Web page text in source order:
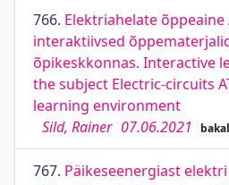
766. Elektriahelate õppeaine
interaktiivsed
õpikeskkonnas. Interactive
the subject Electric-circuits
learning environment
Sild, Rainer 07.06.2021
767. Päikeseenergiast